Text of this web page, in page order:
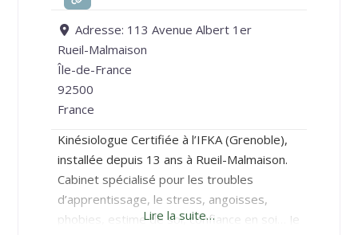
Adresse: 113 Avenue Albert 1er
Rueil-Malmaison
Île-de-France
92500
France
Kinésiologue Certifiée à l’IFKA (Grenoble),
installée depuis 13 ans à Rueil-Malmaison.
Cabinet spécialisé pour les troubles
d’apprentissage, le stress, angoisses,
phobies, estime de soi, confiance en soi… Je
Lire la suite…